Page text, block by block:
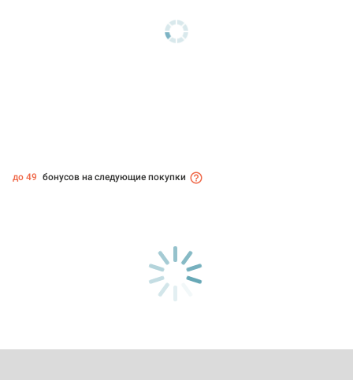
до 49 бонусов на следующие покупки